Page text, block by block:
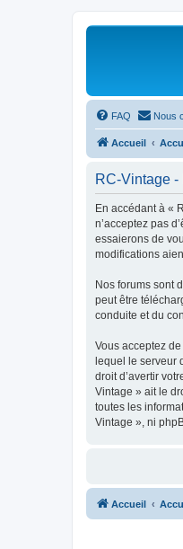
FAQ Nous
Accueil
RC-Vintage -
En accédant à «
n’acceptez pas
essaierons de
modifications
Nos forums sont
peut être
conduite et du
Vous acceptez
lequel le serveur
droit d’avertir
Vintage » ait le
toutes les
Vintage », ni
Accueil